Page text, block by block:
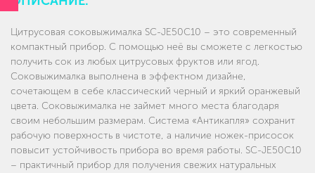
Цитрусовая соковыжималка SC-JE50C10 – это современный
компактный прибор. С помощью неё вы сможете с легкостью
получить сок из любых цитрусовых фруктов или ягод.
Соковыжималка выполнена в эффектном дизайне,
сочетающем в себе классический черный и яркий оранжевый
цвета. Соковыжималка не займет много места благодаря
своим небольшим размерам. Система «Антикапля» сохранит
рабочую поверхность в чистоте, а наличие ножек-присосок
повысит устойчивость прибора во время работы. SC-JE50C10
– практичный прибор для получения свежих натуральных